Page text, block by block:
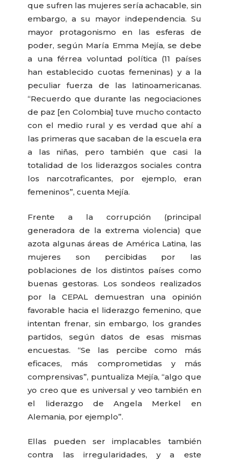
que sufren las mujeres sería achacable, sin
embargo, a su mayor independencia. Su
mayor protagonismo en las esferas de
poder, según María Emma Mejía, se debe
a una férrea voluntad política (11 países
han establecido cuotas femeninas) y a la
peculiar fuerza de las latinoamericanas.
“Recuerdo que durante las negociaciones
de paz [en Colombia] tuve mucho contacto
con el medio rural y es verdad que ahí a
las primeras que sacaban de la escuela era
a las niñas, pero también que casi la
totalidad de los liderazgos sociales contra
los narcotraficantes, por ejemplo, eran
femeninos”, cuenta Mejía.
Frente a la corrupción (principal
generadora de la extrema violencia) que
azota algunas áreas de América Latina, las
mujeres son percibidas por las
poblaciones de los distintos países como
buenas gestoras. Los sondeos realizados
por la CEPAL demuestran una opinión
favorable hacia el liderazgo femenino, que
intentan frenar, sin embargo, los grandes
partidos, según datos de esas mismas
encuestas. “Se las percibe como más
eficaces, más comprometidas y más
comprensivas”, puntualiza Mejía, “algo que
yo creo que es universal y veo también en
el liderazgo de Angela Merkel en
Alemania, por ejemplo”.
Ellas pueden ser implacables también
contra las irregularidades, y a este